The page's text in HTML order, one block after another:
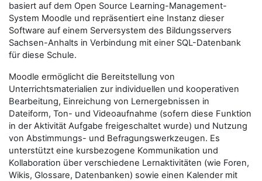
basiert auf dem Open Source Learning-Management-
System Moodle und repräsentiert eine Instanz dieser
Software auf einem Serversystem des Bildungsservers
Sachsen-Anhalts in Verbindung mit einer SQL-Datenbank
für diese Schule.
Moodle ermöglicht die Bereitstellung von
Unterrichtsmaterialien zur individuellen und kooperativen
Bearbeitung, Einreichung von Lernergebnissen in
Dateiform, Ton- und Videoaufnahme (sofern diese Funktion
in der Aktivität Aufgabe freigeschaltet wurde) und Nutzung
von Abstimmungs- und Befragungswerkzeugen. Es
unterstützt eine kursbezogene Kommunikation und
Kollaboration über verschiedene Lernaktivitäten (wie Foren,
Wikis, Glossare, Datenbanken) sowie einen Kalender mit